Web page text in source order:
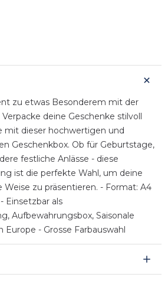
zu etwas Besonderem mit der
deine Geschenke stilvoll
mit dieser hochwertigen und
Geschenkbox. Ob für Geburtstage,
festliche Anlässe - diese
ist die perfekte Wahl, um deine
Weise zu präsentieren. - Format: A4
Einsetzbar als
Aufbewahrungsbox, Saisonale
Europe - Grosse Farbauswahl